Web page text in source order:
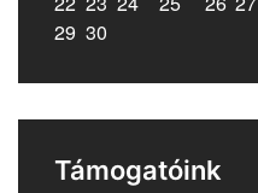
29 30
Támogatóink